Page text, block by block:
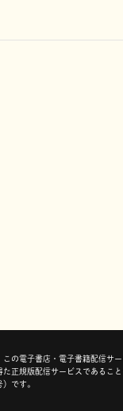
この電子書店・電子書籍配信サ
た正規版配信サービスであるこ
です。